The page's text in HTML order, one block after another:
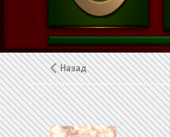
Назад